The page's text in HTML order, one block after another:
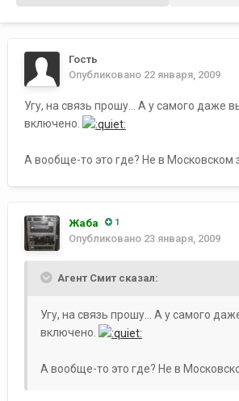
Гость
Опубликовано 22 января, 2009
Угу, на связь прошу... А у самого даже
включено.
А вообще-то это где? Не в Московском
Жаба 1
Опубликовано 23 января, 2009
Агент Смит сказал:
Угу, на связь прошу... А у самого
включено.
А вообще-то это где? Не в